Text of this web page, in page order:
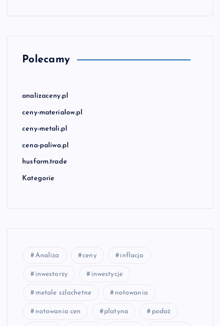
Polecamy
analizaceny.pl
ceny-materialow.pl
ceny-metali.pl
cena-paliwa.pl
husfarm.trade
Kategorie
Analiza ceny inflacja
inwestorzy inwestycje
metale szlachetne notowania
notowania cen platyna podaż